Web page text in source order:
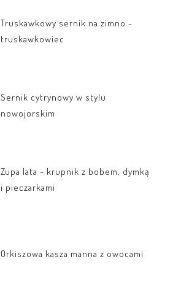
Truskawkowy sernik na zimno -
truskawkowiec
Sernik cytrynowy w stylu
nowojorskim
Zupa lata - krupnik z bobem, dymką
i pieczarkami
Orkiszowa kasza manna z owocami